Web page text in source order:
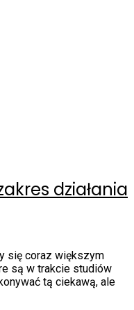
działania
się coraz większym
są w trakcie studiów
tą ciekawą, ale